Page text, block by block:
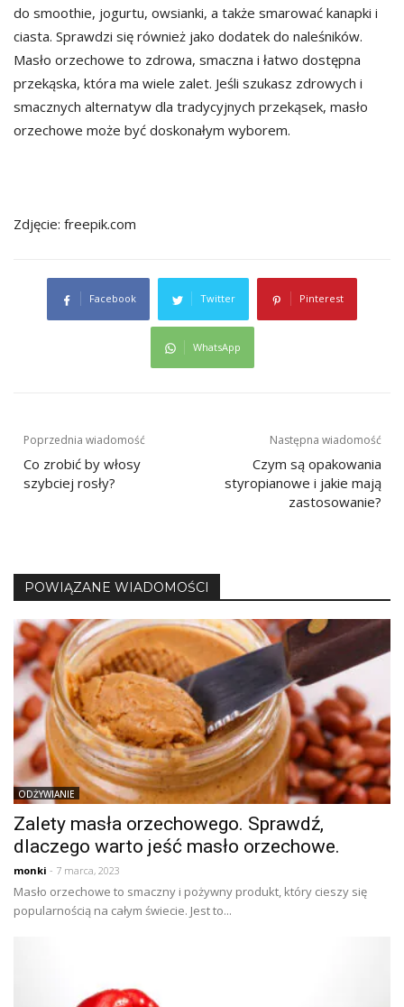
do smoothie, jogurtu, owsianki, a także smarować kanapki i
ciasta. Sprawdzi się również jako dodatek do naleśników.
Masło orzechowe to zdrowa, smaczna i łatwo dostępna
przekąska, która ma wiele zalet. Jeśli szukasz zdrowych i
smacznych alternatyw dla tradycyjnych przekąsek, masło
orzechowe może być doskonałym wyborem.
Zdjęcie: freepik.com
Facebook Twitter Pinterest
WhatsApp
Nawigacja
wpisu
Poprzednia wiadomość
Co zrobić by włosy
szybciej rosły?
Następna wiadomość
Czym są opakowania
styropianowe i jakie mają
zastosowanie?
POWIĄZANE WIADOMOŚCI
ODŻYWIANIE
Zalety masła orzechowego. Sprawdź,
dlaczego warto jeść masło orzechowe.
monki - 7 marca, 2023
Masło orzechowe to smaczny i pożywny produkt, który cieszy się
popularnością na całym świecie. Jest to...